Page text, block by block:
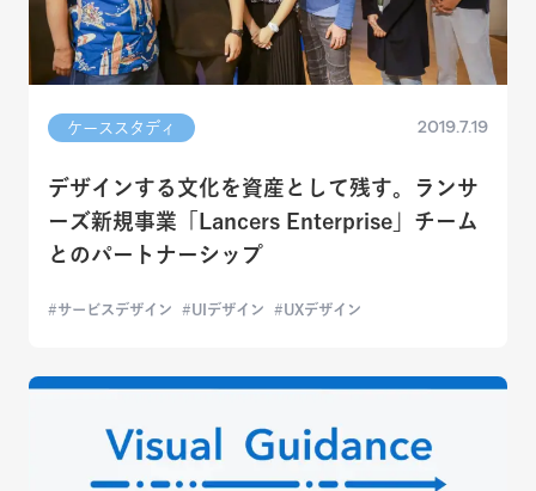
ケーススタディ 2019.7.19
デザインする文化を資産として残す。ランサ
ーズ新規事業「Lancers Enterprise」チーム
とのパートナーシップ
サービスデザイン UIデザイン UXデザイン